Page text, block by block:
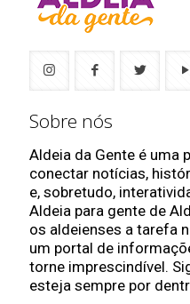
Sobre nós
Aldeia da Gente é uma
conectar notícias,
e, sobretudo,
Aldeia para gente de
os aldeienses a tarefa
um portal de
torne imprescindível.
esteja sempre por